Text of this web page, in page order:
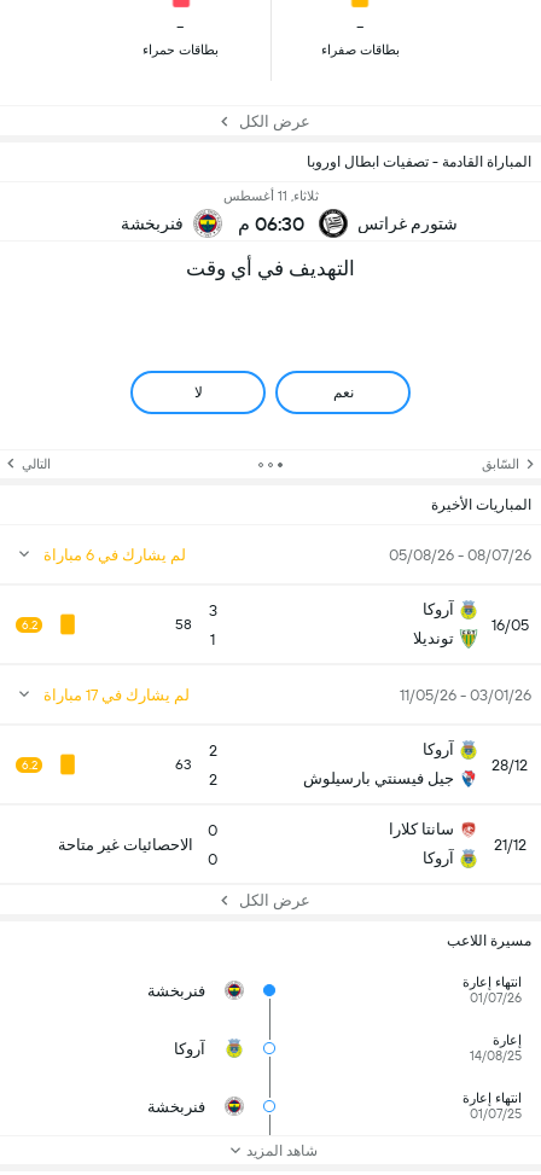
-
بطاقات صفراء
-
بطاقات حمراء
عرض الكل
المباراة القادمة - تصفيات ابطال اوروبا
شتورم غراتس
ثلاثاء, 11 أغسطس
06:30 م فنربخشة
التهديف في أي وقت
نعم لا
السّابق التالي
المباريات الأخيرة
08/07/26 - 05/08/26 لم يشارك في 6 مباراة
16/05
آروكا
تونديلا
3
1
58
6.2
03/01/26 - 11/05/26 لم يشارك في 17 مباراة
28/12
آروكا
جيل فيسنتي بارسيلوش
2
2
63
6.2
21/12
سانتا كلارا
آروكا
0
0
الاحصائيات غير متاحة
عرض الكل
مسيرة اللاعب
انتهاء إعارة
01/07/26
فنربخشة
إعارة
14/08/25
آروكا
انتهاء إعارة
01/07/25
فنربخشة
شاهد المزيد